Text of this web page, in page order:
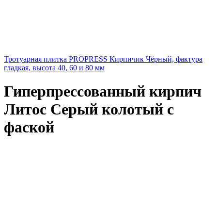
Тротуарная плитка PROPRESS Кирпичик Чёрный, фактура
гладкая, высота 40, 60 и 80 мм
Гиперпрессованный кирпич
Литос Серый колотый с
фаской